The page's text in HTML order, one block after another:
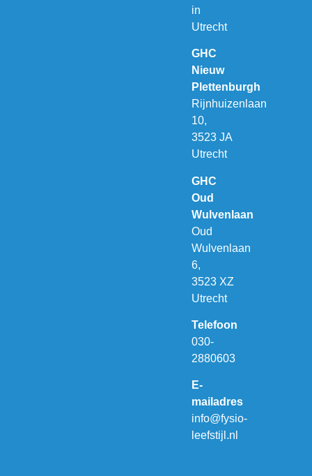
in
Utrecht
GHC
Nieuw
Plettenburgh
Rijnhuizenlaan
10,
3523 JA
Utrecht
GHC
Oud
Wulvenlaan
Oud
Wulvenlaan
6,
3523 XZ
Utrecht
Telefoon
030-
2880603
E-
mailadres
info@fysio-
leefstijl.nl